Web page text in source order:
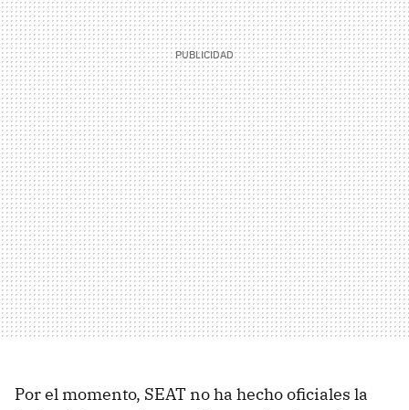
Por el momento, SEAT no ha hecho oficiales la